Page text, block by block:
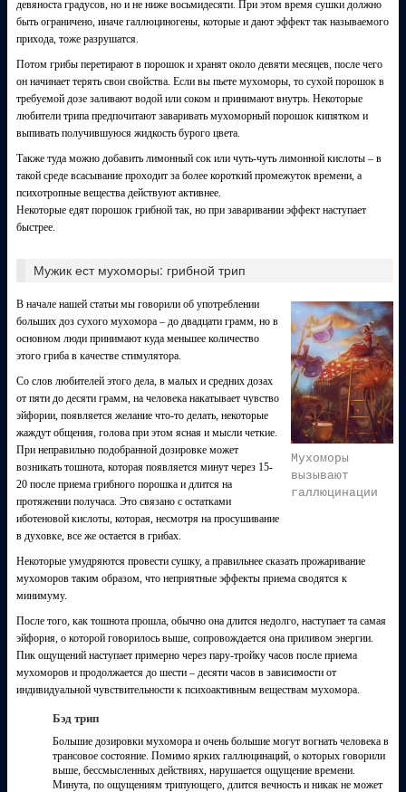
девяноста градусов, но и не ниже восьмидесяти. При этом время сушки должно
быть ограничено, иначе галлюциногены, которые и дают эффект так называемого
прихода, тоже разрушатся.
Потом грибы перетирают в порошок и хранят около девяти месяцев, после чего
он начинает терять свои свойства. Если вы пьете мухоморы, то сухой порошок в
требуемой дозе заливают водой или соком и принимают внутрь. Некоторые
любители трипа предпочитают заваривать мухоморный порошок кипятком и
выпивать получившуюся жидкость бурого цвета.
Также туда можно добавить лимонный сок или чуть-чуть лимонной кислоты – в
такой среде всасывание проходит за более короткий промежуток времени, а
психотропные вещества действуют активнее.
Некоторые едят порошок грибной так, но при заваривании эффект наступает
быстрее.
Мужик ест мухоморы: грибной трип
Мухоморы
вызывают
галлюцинации
В начале нашей статьи мы говорили об употреблении
больших доз сухого мухомора – до двадцати грамм, но в
основном люди принимают куда меньшее количество
этого гриба в качестве стимулятора.
Со слов любителей этого дела, в малых и средних дозах
от пяти до десяти грамм, на человека накатывает чувство
эйфории, появляется желание что-то делать, некоторые
жаждут общения, голова при этом ясная и мысли четкие.
При неправильно подобранной дозировке может
возникать тошнота, которая появляется минут через 15-
20 после приема грибного порошка и длится на
протяжении получаса. Это связано с остатками
иботеновой кислоты, которая, несмотря на просушивание
в духовке, все же остается в грибах.
Некоторые умудряются провести сушку, а правильнее сказать прожаривание
мухоморов таким образом, что неприятные эффекты приема сводятся к
минимуму.
После того, как тошнота прошла, обычно она длится недолго, наступает та самая
эйфория, о которой говорилось выше, сопровождается она приливом энергии.
Пик ощущений наступает примерно через пару-тройку часов после приема
мухоморов и продолжается до шести – десяти часов в зависимости от
индивидуальной чувствительности к психоактивным веществам мухомора.
Бэд трип
Большие дозировки мухомора и очень большие могут вогнать человека в
трансовое состояние. Помимо ярких галлюцинаций, о которых говорили
выше, бессмысленных действиях, нарушается ощущение времени.
Минута, по ощущениям трипующего, длится вечность и никак не может